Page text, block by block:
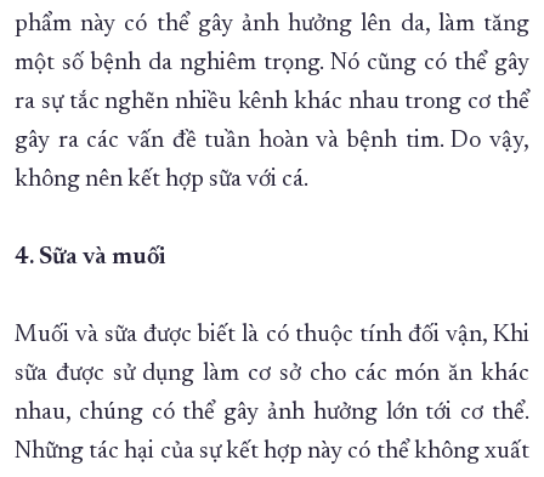
phẩm này có thể gây ảnh hưởng lên da, làm tăng
một số bệnh da nghiêm trọng. Nó cũng có thể gây
ra sự tắc nghẽn nhiều kênh khác nhau trong cơ thể
gây ra các vấn đề tuần hoàn và bệnh tim. Do vậy,
không nên kết hợp sữa với cá.
4. Sữa và muối
Muối và sữa được biết là có thuộc tính đối vận, Khi
sữa được sử dụng làm cơ sở cho các món ăn khác
nhau, chúng có thể gây ảnh hưởng lớn tới cơ thể.
Những tác hại của sự kết hợp này có thể không xuất